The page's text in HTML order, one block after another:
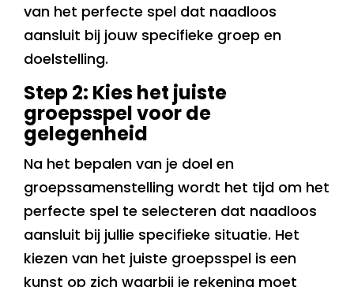
van het perfecte spel dat naadloos
aansluit bij jouw specifieke groep en
doelstelling.
Step 2: Kies het juiste
groepsspel voor de
gelegenheid
Na het bepalen van je doel en
groepssamenstelling wordt het tijd om het
perfecte spel te selecteren dat naadloos
aansluit bij jullie specifieke situatie. Het
kiezen van het juiste groepsspel is een
kunst op zich waarbij je rekening moet